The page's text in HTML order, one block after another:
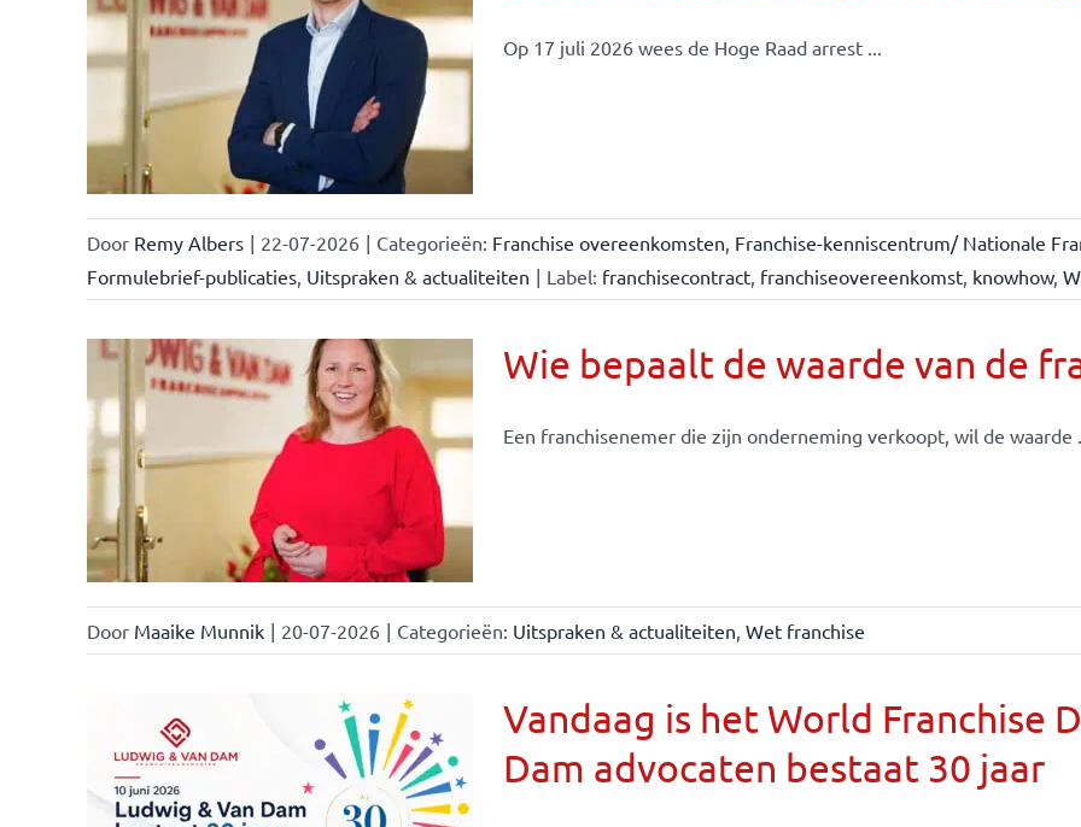
Op 17 juli 2026 wees de Hoge Raad arrest ...
Door Remy Albers | 22-07-2026 | Categorieën: Franchise overeenkomsten, Franchise-kenniscentrum/ Nationale
Formulebrief-publicaties, Uitspraken & actualiteiten | Label: franchisecontract, franchiseovereenkomst, knowhow,
Wie bepaalt de waarde van de
Een franchisenemer die zijn onderneming verkoopt, wil de waarde
Door Maaike Munnik | 20-07-2026 | Categorieën: Uitspraken & actualiteiten, Wet franchise
Vandaag is het World Franchise
Dam advocaten bestaat 30 jaar